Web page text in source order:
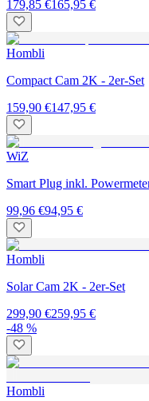
179,85 €165,95 €
Hombli
Compact Cam 2K - 2er-Set
159,90 €147,95 €
WiZ
Smart Plug inkl.
99,96 €94,95 €
Hombli
Solar Cam 2K - 2er-Set
299,90 €259,95 €
-48 %
Hombli